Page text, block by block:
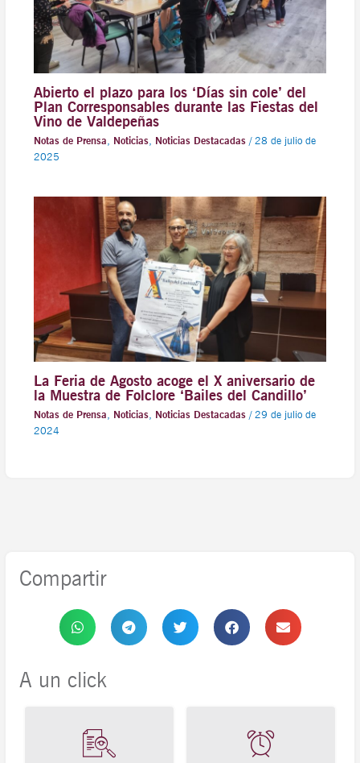
Abierto el plazo para los ‘Días sin cole’ del
Plan Corresponsables durante las Fiestas del
Vino de Valdepeñas
Notas de Prensa, Noticias, Noticias Destacadas/ 28 de julio de
2025
La Feria de Agosto acoge el X aniversario de
la Muestra de Folclore ‘Bailes del Candillo’
Notas de Prensa, Noticias, Noticias Destacadas/ 29 de julio de
2024
Compartir
A un click